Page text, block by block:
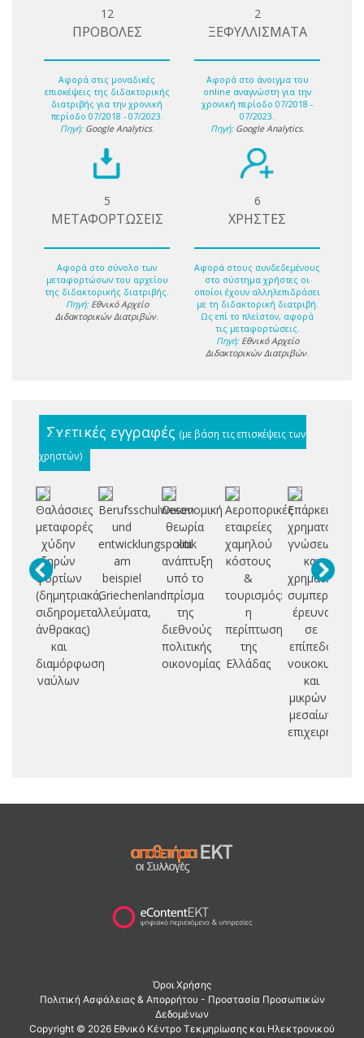
12
ΠΡΟΒΟΛΕΣ
Αφορά στις μοναδικές
επισκέψεις της διδακτορικής
διατριβής για την χρονική
περίοδο 07/2018 - 07/2023.
Πηγή: Google Analytics.
2
ΞΕΦΥΛΛΙΣΜΑΤΑ
Αφορά στο άνοιγμα του
online αναγνώστη για την
χρονική περίοδο 07/2018 -
07/2023.
Πηγή: Google Analytics.
5
ΜΕΤΑΦΟΡΤΩΣΕΙΣ
Αφορά στο σύνολο των
μεταφορτώσων του αρχείου
της διδακτορικής διατριβής.
Πηγή: Εθνικό Αρχείο
Διδακτορικών Διατριβών.
6
ΧΡΗΣΤΕΣ
Αφορά στους συνδεδεμένους
στο σύστημα χρήστες οι
οποίοι έχουν αλληλεπιδράσει
με τη διδακτορική διατριβή.
Ως επί το πλείστον, αφορά
τις μεταφορτώσεις.
Πηγή: Εθνικό Αρχείο
Διδακτορικών Διατριβών.
Σχετικές εγγραφές (με βάση τις επισκέψεις των
χρηστών)
Θαλάσσιες
μεταφορές
χύδην
ξηρών
φορτίων
(δημητριακά,
σιδηρομεταλλεύματα,
άνθρακας)
και
διαμόρφωση
ναύλων
Berufsschulwesen
und
entwicklungspolitik
am
beispiel
Griechenland
Οικονομική
θεωρία
και
ανάπτυξη
υπό το
πρίσμα
της
διεθνούς
πολιτικής
οικονομίας
Αεροπορικές
εταιρείες
χαμηλού
κόστους
&
τουρισμός:
η
περίπτωση
της
Ελλάδας
Επάρκεια
γνώσεων
και
συμπεριφορά:
έρευνα
σε
επίπεδο
νοικοκυριών
και
μικρών -
μεσαίων
επιχειρήσεων